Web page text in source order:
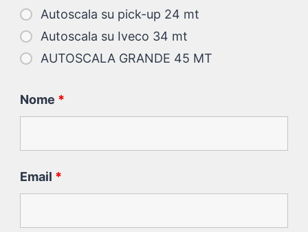
Autoscala su pick-up 24 mt
Autoscala su Iveco 34 mt
AUTOSCALA GRANDE 45 MT
Nome *
Email *